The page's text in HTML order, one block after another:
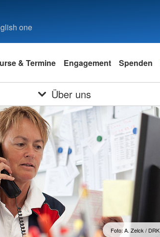
one
& Termine Engagement Spenden
Über uns
Foto: A. Zelck / DRK